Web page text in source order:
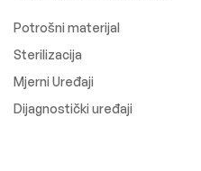
Potrošni materijal
Sterilizacija
Mjerni Uređaji
Dijagnostički uređaji